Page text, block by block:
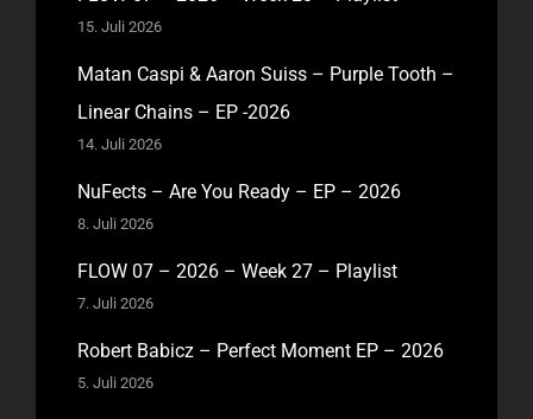
15. Juli 2026
Matan Caspi & Aaron Suiss – Purple Tooth –
Linear Chains – EP -2026
14. Juli 2026
NuFects – Are You Ready – EP – 2026
8. Juli 2026
FLOW 07 – 2026 – Week 27 – Playlist
7. Juli 2026
Robert Babicz – Perfect Moment EP – 2026
5. Juli 2026